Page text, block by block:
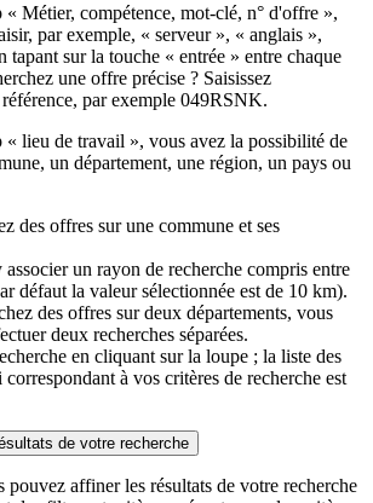
« Métier, compétence, mot-clé, n° d'offre »,
par exemple, « serveur », « anglais »,
tapant sur la touche « entrée » entre chaque
une offre précise ? Saisissez
par exemple 049RSNK.
« lieu de travail », vous avez la possibilité de
un département, une région, un pays ou
des offres sur une commune et ses
un rayon de recherche compris entre
défaut la valeur sélectionnée est de 10 km).
des offres sur deux départements, vous
deux recherches séparées.
en cliquant sur la loupe ; la liste des
à vos critères de recherche est
de votre recherche
pouvez affiner les résultats de votre recherche